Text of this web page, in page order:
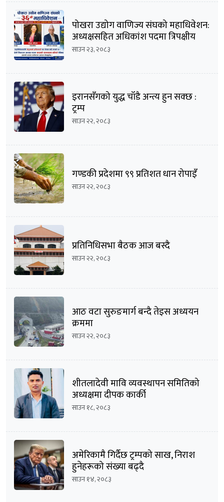
पोखरा उद्योग वाणिज्य संघको महाधिवेशन:
अध्यक्षसहित अधिकांश पदमा त्रिपक्षीय
भिडन्तको सम्भावना
साउन २३, २०८३
इरानसँगको युद्ध चाँडै अन्त्य हुन सक्छ :
ट्रम्प
साउन २२, २०८३
गण्डकी प्रदेशमा ९९ प्रतिशत धान रोपाइँ
साउन २२, २०८३
प्रतिनिधिसभा बैठक आज बस्दै
साउन २२, २०८३
आठ वटा सुरुङमार्ग बन्दै तेइस अध्ययन
क्रममा
साउन २२, २०८३
शीतलादेवी मावि व्यवस्थापन समितिको
अध्यक्षमा दीपक कार्की
साउन १८, २०८३
अमेरिकामै गिर्दैछ ट्रम्पको साख, निराश
हुनेहरूको संख्या बढ्दै
साउन १४, २०८३